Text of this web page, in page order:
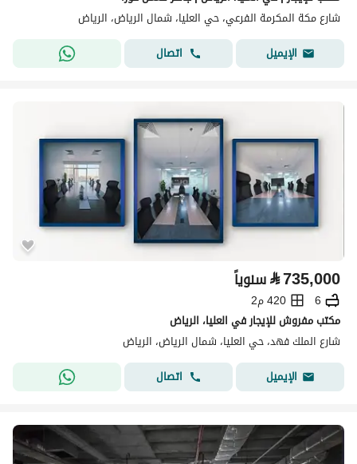
شارع مكة المكرمة الفرعي، حي العليا، شمال الرياض، الرياض
الإيميل
اتصال
⃁735,000 سنوياً
6
420 م2
مكتب مفروش للإيجار في العليا، الرياض
شارع الملك فهد، حي العليا، شمال الرياض، الرياض
الإيميل
اتصال